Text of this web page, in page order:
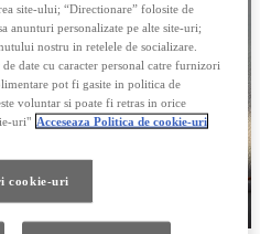
site-ului; “Directionare” folosite de
anunturi personalizate pe alte site-uri;
nostru in retelele de socializare.
date cu caracter personal catre furnizori
pot fi gasite in politica de
voluntar si poate fi retras in orice
uri" Acceseaza Politica de cookie-uri
cookie-uri